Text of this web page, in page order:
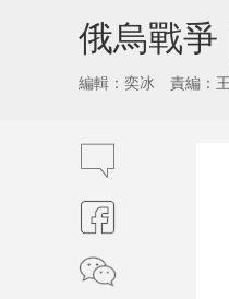
俄烏戰
編輯：奕冰 責編：